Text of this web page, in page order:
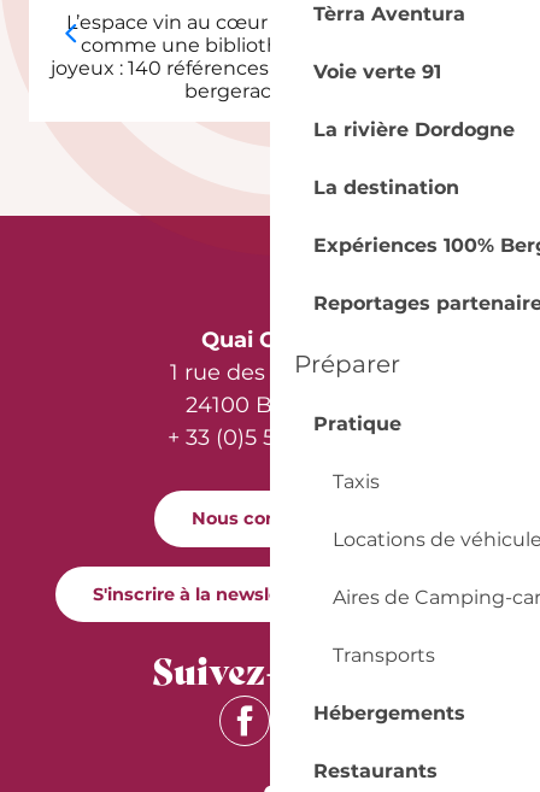
Tèrra Aventura
Voie verte 91
La rivière Dordogne
La destination
Expériences 100%
Reportages
Préparer
Pratique
Taxis
Locations de
Aires de Camping-car
Transports
Hébergements
Restaurants
L’espace vin au cœur de Quai Cyrano, c’est
comme une bibliothèque, mais en plus
joyeux : 140 références pour ‘étudier’ le terroir
bergeracois… à la...
Quai Cyrano
1 rue des Récollets
24100 Bergerac
+ 33 (0)5 53 57 03 11
Nous contacter
S'inscrire à la newsletter Quai Cyrano
Suivez-nous !